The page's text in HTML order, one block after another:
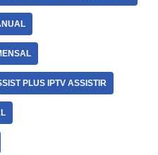
PLUS IPTV ASSISTIR